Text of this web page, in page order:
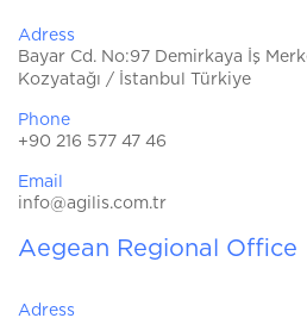
Adress
Bayar Cd. No:97 Demirkaya İş
Kozyatağı / İstanbul Türkiye
Phone
+90 216 577 47 46
Email
info@agilis.com.tr
Aegean Regional Office
Adress